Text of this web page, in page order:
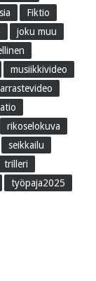
Fiktio
joku muu
musiikkivideo
rikoselokuva
seikkailu
trilleri
työpaja2025